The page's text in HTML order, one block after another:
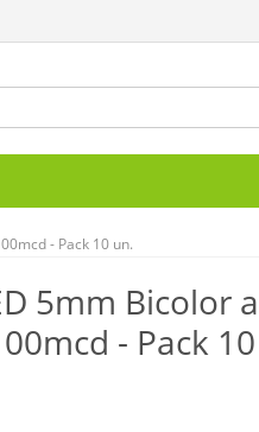
- Pack 10 un.
5mm Bicolor
- Pack